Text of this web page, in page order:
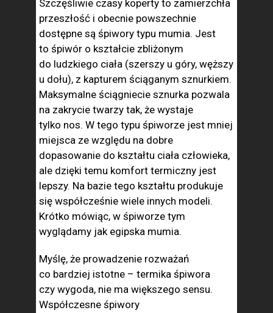
Szczęśliwie czasy koperty to zamierzchła
przeszłość i obecnie powszechnie
dostępne są śpiwory typu mumia. Jest
to śpiwór o kształcie zbliżonym
do ludzkiego ciała (szerszy u góry, węższy
u dołu), z kapturem ściąganym sznurkiem.
Maksymalne ściągniecie sznurka pozwala
na zakrycie twarzy tak, że wystaje
tylko nos. W tego typu śpiworze jest mniej
miejsca ze względu na dobre
dopasowanie do kształtu ciała człowieka,
ale dzięki temu komfort termiczny jest
lepszy. Na bazie tego kształtu produkuje
się współcześnie wiele innych modeli.
Krótko mówiąc, w śpiworze tym
wyglądamy jak egipska mumia.
Myślę, że prowadzenie rozważań
co bardziej istotne – termika śpiwora
czy wygoda, nie ma większego sensu.
Współczesne śpiwory